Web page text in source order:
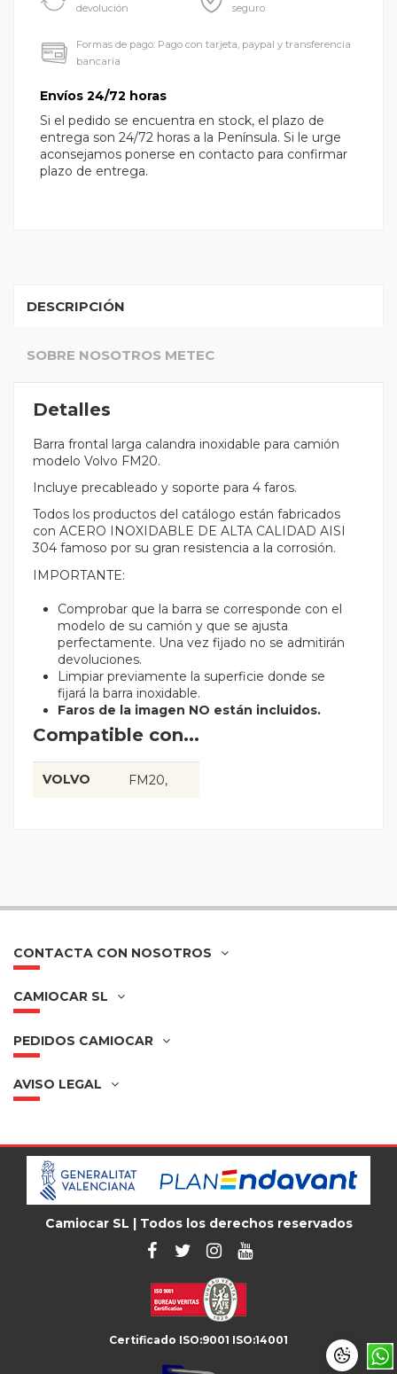
devolución
seguro
Formas de pago: Pago con tarjeta, paypal y transferencia
bancaria
Envíos 24/72 horas
Si el pedido se encuentra en stock, el plazo de
entrega son 24/72 horas a la Península. Si le urge
aconsejamos ponerse en contacto para confirmar
plazo de entrega.
DESCRIPCIÓN
SOBRE NOSOTROS METEC
Detalles
Barra frontal larga calandra inoxidable para camión
modelo Volvo FM20.
Incluye precableado y soporte para 4 faros.
Todos los productos del catálogo están fabricados
con ACERO INOXIDABLE DE ALTA CALIDAD AISI
304 famoso por su gran resistencia a la corrosión.
IMPORTANTE:
Comprobar que la barra se corresponde con el
modelo de su camión y que se ajusta
perfectamente. Una vez fijado no se admitirán
devoluciones.
Limpiar previamente la superficie donde se
fijará la barra inoxidable.
Faros de la imagen NO están incluidos.
Compatible con...
VOLVO FM20
CONTACTA CON NOSOTROS
CAMIOCAR SL
PEDIDOS CAMIOCAR
AVISO LEGAL
Camiocar SL | Todos los derechos reservados
Certificado ISO:9001 ISO:14001